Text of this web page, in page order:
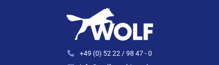
+49 (0) 52 22 / 98 47 - 0